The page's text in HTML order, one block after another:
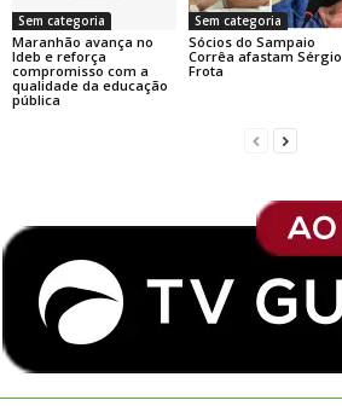
Sem categoria
Maranhão avança no
Ideb e reforça
compromisso com a
qualidade da educação
pública
Sem categoria
Sócios do Sampaio
Corrêa afastam Sérgio
Frota